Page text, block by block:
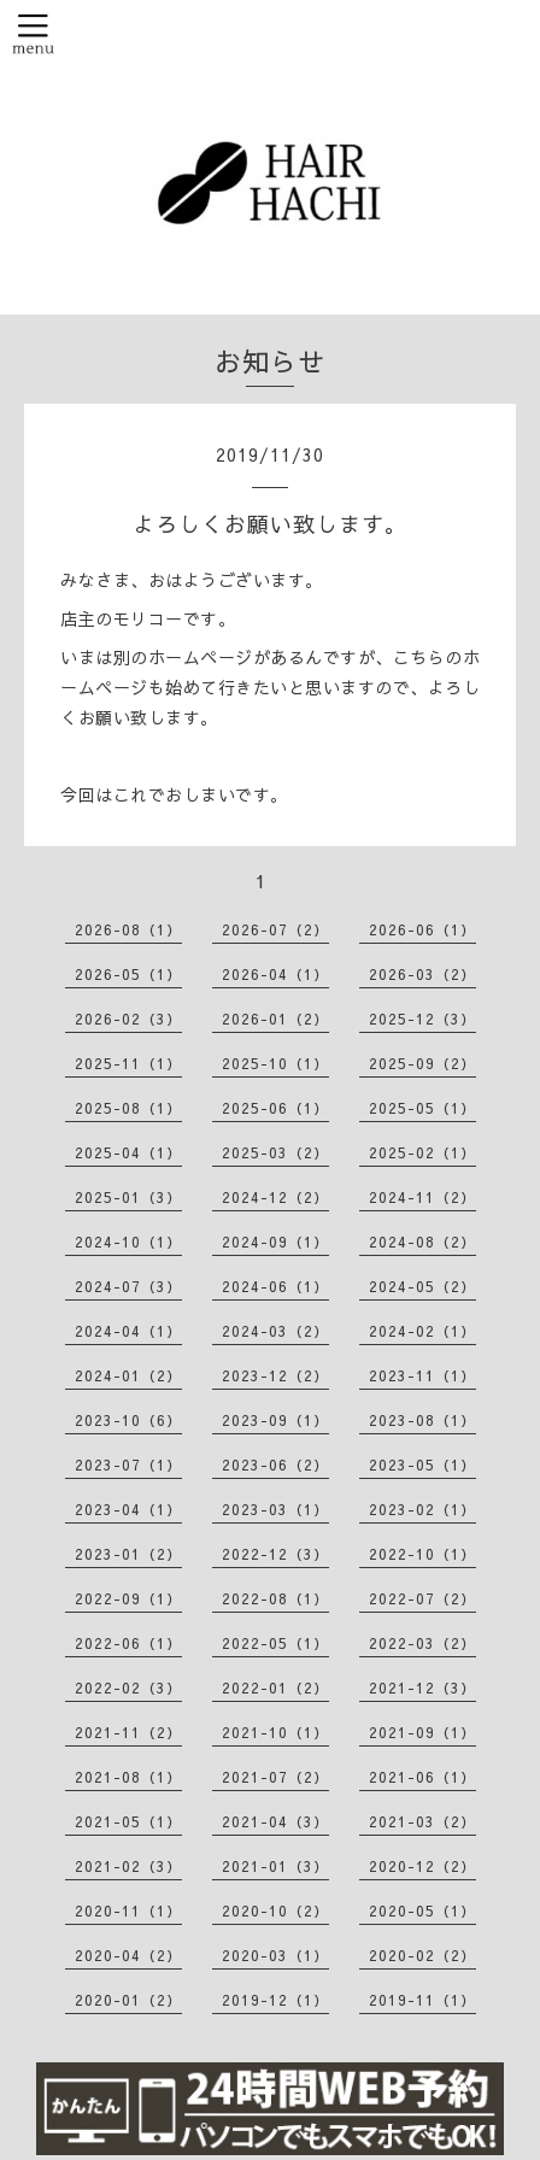
お知らせ
2019/11 /30
よろしくお願い致します。
みなさま、おはようございます。
店主のモリコーです。
いまは別のホームページがあるんですが、こちらのホ
ームページも始めて行きたいと思いますので、よろし
くお願い致します。
今回はこれでおしまいです。
1
2026-08（1） 2026-07（2） 2026-06（1）
2026-05（1） 2026-04（1） 2026-03（2）
2026-02（3） 2026-01（2） 2025-12（3）
2025-11（1） 2025-10（1） 2025-09（2）
2025-08（1） 2025-06（1） 2025-05（1）
2025-04（1） 2025-03（2） 2025-02（1）
2025-01（3） 2024-12（2） 2024-11（2）
2024-10（1） 2024-09（1） 2024-08（2）
2024-07（3） 2024-06（1） 2024-05（2）
2024-04（1） 2024-03（2） 2024-02（1）
2024-01（2） 2023-12（2） 2023-11（1）
2023-10（6） 2023-09（1） 2023-08（1）
2023-07（1） 2023-06（2） 2023-05（1）
2023-04（1） 2023-03（1） 2023-02（1）
2023-01（2） 2022-12（3） 2022-10（1）
2022-09（1） 2022-08（1） 2022-07（2）
2022-06（1） 2022-05（1） 2022-03（2）
2022-02（3） 2022-01（2） 2021-12（3）
2021-11（2） 2021-10（1） 2021-09（1）
2021-08（1） 2021-07（2） 2021-06（1）
2021-05（1） 2021-04（3） 2021-03（2）
2021-02（3） 2021-01（3） 2020-12（2）
2020-11（1） 2020-10（2） 2020-05（1）
2020-04（2） 2020-03（1） 2020-02（2）
2020-01（2） 2019-12（1） 2019-11（1）